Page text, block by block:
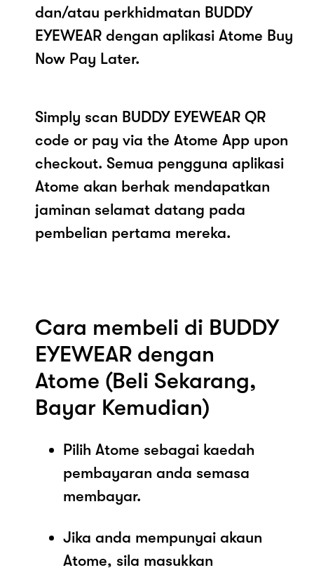
dan/atau perkhidmatan BUDDY
EYEWEAR dengan aplikasi Atome Buy
Now Pay Later.
Simply scan BUDDY EYEWEAR QR
code or pay via the Atome App upon
checkout. Semua pengguna aplikasi
Atome akan berhak mendapatkan
jaminan selamat datang pada
pembelian pertama mereka.
Cara membeli di BUDDY
EYEWEAR dengan
Atome (Beli Sekarang,
Bayar Kemudian)
Pilih Atome sebagai kaedah
pembayaran anda semasa
membayar.
Jika anda mempunyai akaun
Atome, sila masukkan